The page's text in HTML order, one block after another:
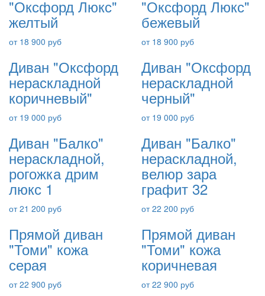
"Оксфорд Люкс"
желтый
от 18 900 руб
"Оксфорд Люкс"
бежевый
от 18 900 руб
Диван "Оксфорд
нераскладной
коричневый"
от 19 000 руб
Диван "Оксфорд
нераскладной
черный"
от 19 000 руб
Диван "Балко"
нераскладной,
рогожка дрим
люкс 1
от 21 200 руб
Диван "Балко"
нераскладной,
велюр зара
графит 32
от 22 200 руб
Прямой диван
"Томи" кожа
серая
от 22 900 руб
Прямой диван
"Томи" кожа
коричневая
от 22 900 руб